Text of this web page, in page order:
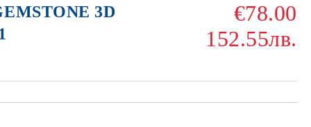
3D
€78.00
152.55лв.